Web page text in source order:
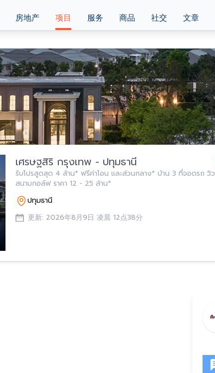
房地产 项目 服务 商品 社交 文章
เศรษฐสิริ กรุงเทพ - ปทุมธานี
รับโปรสูดสุด 4 ล้าน* ฟรีค่าโอน และส่วนกลาง* บ้าน 3 ที่จอดรถ วิว
สนามกอล์ฟ ราคา 12 - 25 ล้าน*
ปทุมธานี
更新: 2026年8月9日 凌晨 12点38分